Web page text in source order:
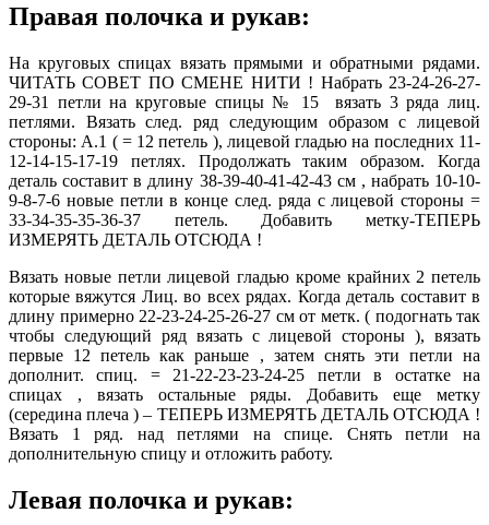
Правая полочка и рукав:
На круговых спицах вязать прямыми и обратными рядами.
ЧИТАТЬ СОВЕТ ПО СМЕНЕ НИТИ ! Набрать 23-24-26-27-
29-31 петли на круговые спицы № 15 вязать 3 ряда лиц.
петлями. Вязать след. ряд следующим образом с лицевой
стороны: А.1 ( = 12 петель ), лицевой гладью на последних 11-
12-14-15-17-19 петлях. Продолжать таким образом. Когда
деталь составит в длину 38-39-40-41-42-43 см , набрать 10-10-
9-8-7-6 новые петли в конце след. ряда с лицевой стороны =
33-34-35-35-36-37 петель. Добавить метку-ТЕПЕРЬ
ИЗМЕРЯТЬ ДЕТАЛЬ ОТСЮДА !
Вязать новые петли лицевой гладью кроме крайних 2 петель
которые вяжутся Лиц. во всех рядах. Когда деталь составит в
длину примерно 22-23-24-25-26-27 см от метк. ( подогнать так
чтобы следующий ряд вязать с лицевой стороны ), вязать
первые 12 петель как раньше , затем снять эти петли на
дополнит. спиц. = 21-22-23-23-24-25 петли в остатке на
спицах , вязать остальные ряды. Добавить еще метку
(середина плеча ) – ТЕПЕРЬ ИЗМЕРЯТЬ ДЕТАЛЬ ОТСЮДА !
Вязать 1 ряд. над петлями на спице. Снять петли на
дополнительную спицу и отложить работу.
Левая полочка и рукав: